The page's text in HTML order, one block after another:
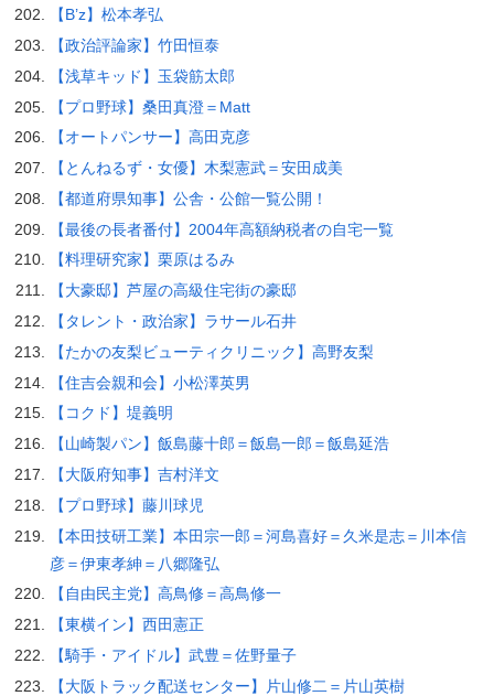
【B’z】松本孝弘
【政治評論家】竹田恒泰
【浅草キッド】玉袋筋太郎
【プロ野球】桑田真澄＝Matt
【オートパンサー】高田克彦
【とんねるず・女優】木梨憲武＝安田成美
【都道府県知事】公舎・公館一覧公開！
【最後の長者番付】2004年高額納税者の自宅一覧
【料理研究家】栗原はるみ
【大豪邸】芦屋の高級住宅街の豪邸
【タレント・政治家】ラサール石井
【たかの友梨ビューティクリニック】高野友梨
【住吉会親和会】小松澤英男
【コクド】堤義明
【山崎製パン】飯島藤十郎＝飯島一郎＝飯島延浩
【大阪府知事】吉村洋文
【プロ野球】藤川球児
【本田技研工業】本田宗一郎＝河島喜好＝久米是志＝川本信
彦＝伊東孝紳＝八郷隆弘
【自由民主党】高鳥修＝高鳥修一
【東横イン】西田憲正
【騎手・アイドル】武豊＝佐野量子
【大阪トラック配送センター】片山修二＝片山英樹